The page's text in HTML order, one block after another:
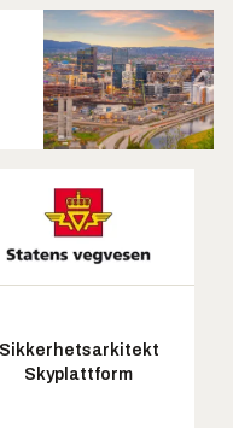
Sikkerhetsarkitekt
Skyplattform